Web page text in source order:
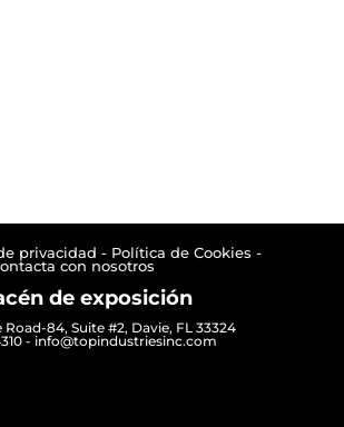
privacidad - Política de Cookies -
con nosotros
de exposición
Road-84, Suite #2, Davie, FL 33324
- info@topindustriesinc.com